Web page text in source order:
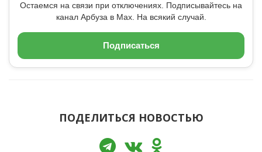
Остаемся на связи при отключениях. Подписывайтесь на
канал Арбуза в Max. На всякий случай.
Подписаться
ПОДЕЛИТЬСЯ НОВОСТЬЮ